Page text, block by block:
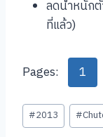
ลดน้ำหนักตั
ที่แล้ว)
Pages: 1
Post
Tags:
#2013 #